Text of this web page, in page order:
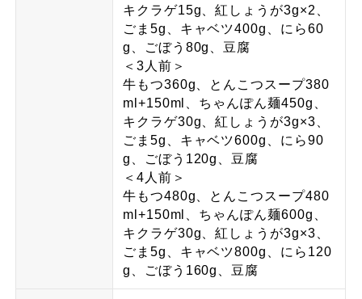
キクラゲ15g、紅しょうが3g×2、
ごま5g、キャベツ400g、にら60
g、ごぼう80g、豆腐
＜3人前＞
牛もつ360g、とんこつスープ380
ml+150ml、ちゃんぽん麺450g、
キクラゲ30g、紅しょうが3g×3、
ごま5g、キャベツ600g、にら90
g、ごぼう120g、豆腐
＜4人前＞
牛もつ480g、とんこつスープ480
ml+150ml、ちゃんぽん麺600g、
キクラゲ30g、紅しょうが3g×3、
ごま5g、キャベツ800g、にら120
g、ごぼう160g、豆腐